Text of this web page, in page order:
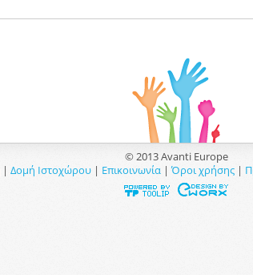
© 2013 Avanti Europe
| Δομή Ιστοχώρου | Επικοινωνία |Όροι χρήσης |